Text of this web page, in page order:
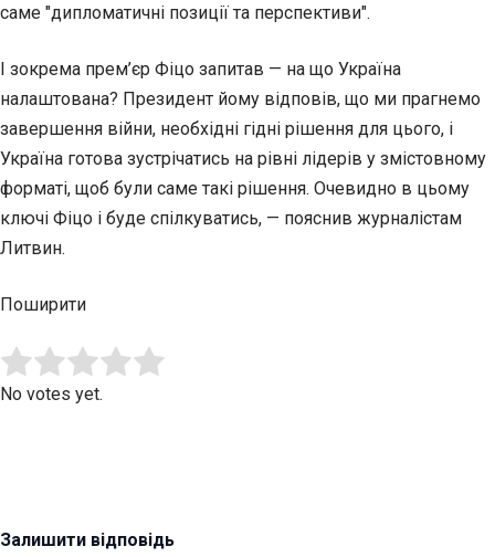
саме "дипломатичні позиції та перспективи".
І зокрема прем’єр Фіцо запитав — на що Україна
налаштована? Президент йому відповів, що ми прагнемо
завершення війни, необхідні гідні рішення для цього, і
Україна готова зустрічатись на рівні лідерів у змістовному
форматі, щоб були саме такі рішення. Очевидно в цьому
ключі Фіцо і буде спілкуватись, — пояснив журналістам
Литвин.
Поширити
Rate this item:
No votes yet.
Залишити відповідь